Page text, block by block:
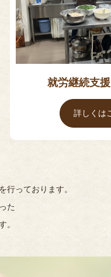
就労継続支
詳しくは
行っております。
た
。